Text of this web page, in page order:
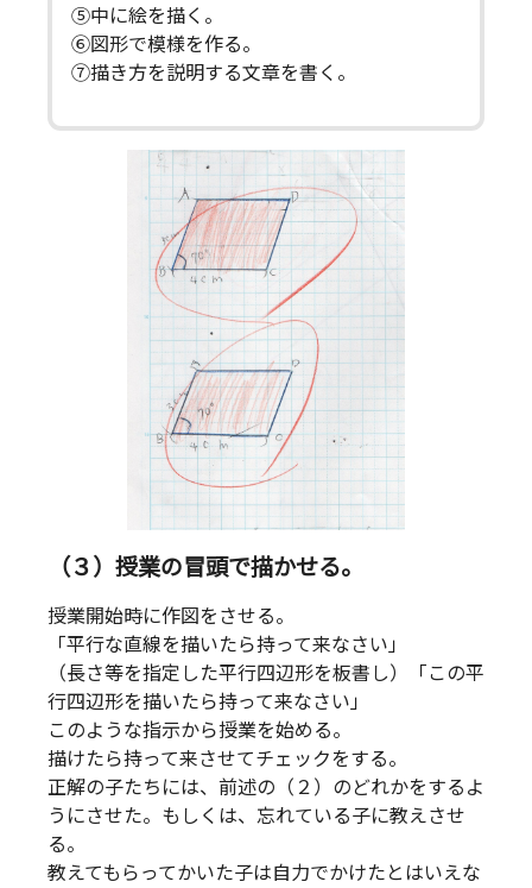
⑤中に絵を描く。
⑥図形で模様を作る。
⑦描き方を説明する文章を書く。
（３）授業の冒頭で描かせる。
授業開始時に作図をさせる。
「平行な直線を描いたら持って来なさい」
（長さ等を指定した平行四辺形を板書し）「この平
行四辺形を描いたら持って来なさい」
このような指示から授業を始める。
描けたら持って来させてチェックをする。
正解の子たちには、前述の（２）のどれかをするよ
うにさせた。もしくは、忘れている子に教えさせ
る。
教えてもらってかいた子は自力でかけたとはいえな